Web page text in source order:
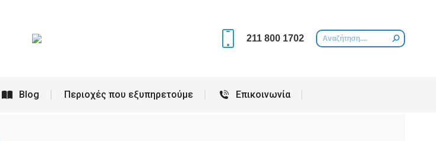
211 800 1702
Blog Περιοχές που εξυπηρετούμε Επικοινωνία